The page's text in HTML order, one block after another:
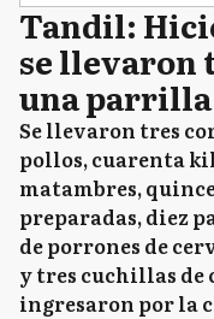
Tandil:
se llevaron
una parrilla
Se llevaron tres
pollos, cuarenta
matambres,
preparadas, diez
de porrones de
y tres cuchillas de
ingresaron por la